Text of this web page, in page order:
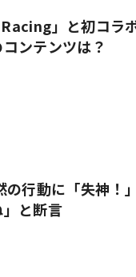
」と初コラ
ンテンツは？
行動に「失神！
と断言